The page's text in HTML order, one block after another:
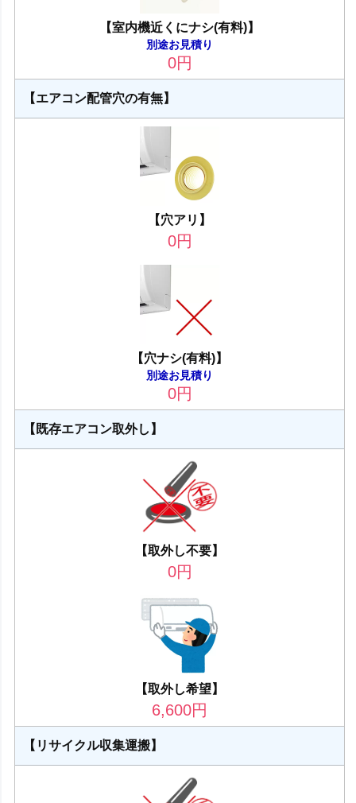
【室内機近くにナシ(有料)】
別途お見積り
0円
【エアコン配管穴の有無】
【穴アリ】
0円
【穴ナシ(有料)】
別途お見積り
0円
【既存エアコン取外し】
【取外し不要】
0円
【取外し希望】
6,600円
【リサイクル収集運搬】